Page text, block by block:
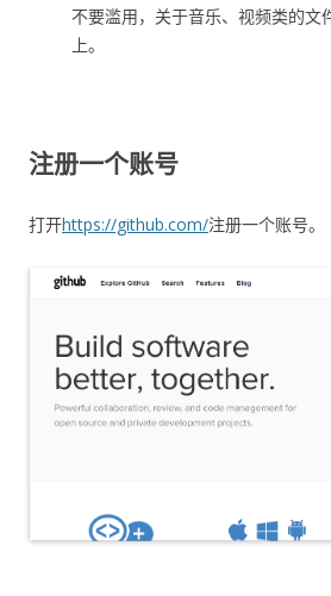
不要滥用，关于音乐、视频类的文
上。
注册一个账号
打开https://github.com/注册一个账号。